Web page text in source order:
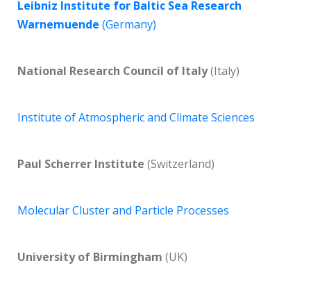
Leibniz Institute for Baltic Sea Research
Warnemuende (Germany)
National Research Council of Italy(Italy)
Institute of Atmospheric and Climate Sciences
Paul Scherrer Institute (Switzerland)
Molecular Cluster and Particle Processes
University of Birmingham (UK)